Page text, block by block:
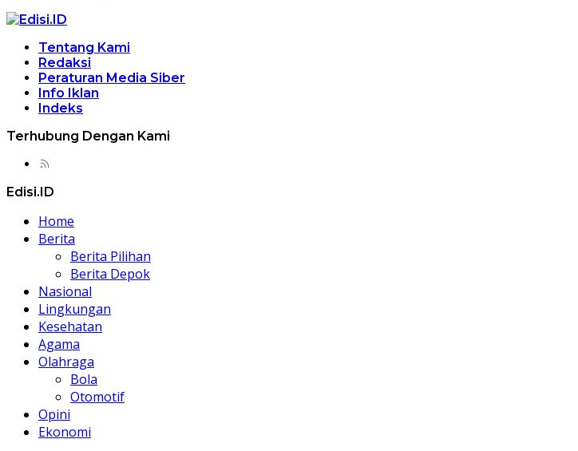
Tentang Kami
Redaksi
Peraturan Media Siber
Info Iklan
Indeks
Terhubung Dengan Kami
Edisi.ID
Home
Berita
Berita Pilihan
Berita Depok
Nasional
Lingkungan
Kesehatan
Agama
Olahraga
Bola
Otomotif
Opini
Ekonomi